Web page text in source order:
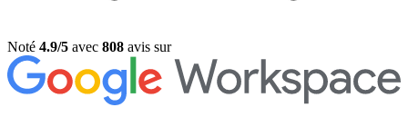
Noté 4.9/5 avec 808 avis sur